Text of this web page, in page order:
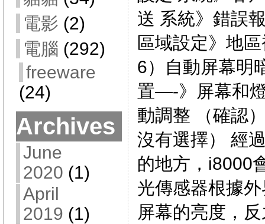
電影 (2)
電腦 (292)
freeware
(24)
Archives
June
2020 (1)
April
2019 (1)
送 系統》錯誤
區域設定》地
6）自動屏幕明
置—-》屏幕和
動調整 （確認
沒有選擇） 經
的地方，i8000
光傳感器根據
屏幕的亮度，